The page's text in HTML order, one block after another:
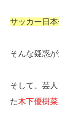
サッカー日
そんな疑惑
そして、芸
た木下優樹菜